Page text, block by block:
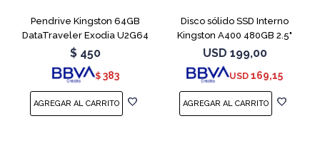
Pendrive Kingston 64GB
DataTraveler Exodia U2G64
Red
$ 450
$ 383
Disco sólido SSD Interno
Kingston A400 480GB 2.5"
SATA 3
USD 199,00
USD 169,15